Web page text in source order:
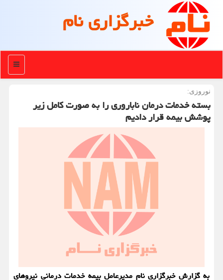
خبرگزاری نام
منو
نوروزی:
بسته خدمات درمان ناباروری را به صورت كامل زیر
پوشش بیمه قرار دادیم
به گزارش خبرگزاری نام مدیرعامل بیمه خدمات درمانی نیروهای